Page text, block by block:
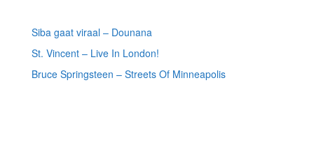
Siba gaat viraal – Dounana
St. Vincent – Live In London!
Bruce Springsteen – Streets Of Minneapolis